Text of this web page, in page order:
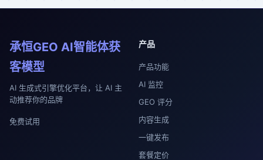
承恒GEO AI智能体获
客模型
AI 生成式引擎优化平台，让 AI 主
动推荐你的品牌
免费试用
产品
产品功能
AI 监控
GEO 评分
内容生成
一键发布
套餐定价